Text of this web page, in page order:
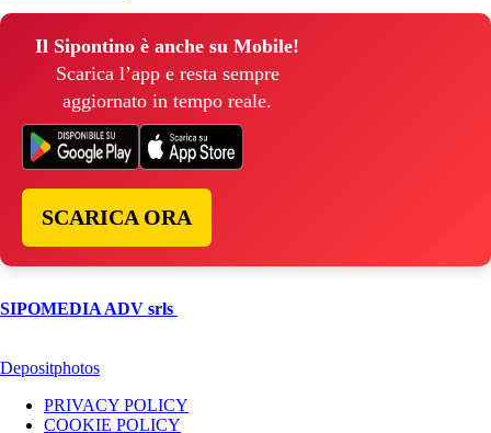
Il Sipontino è anche su Mobile!
Scarica l’app e resta sempre
aggiornato in tempo reale.
SCARICA ORA
SIPOMEDIA ADV srls
Depositphotos
PRIVACY POLICY
COOKIE POLICY